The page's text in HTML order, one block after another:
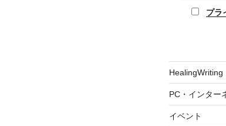
プラ
HealingWriting
PC・インター
イベント